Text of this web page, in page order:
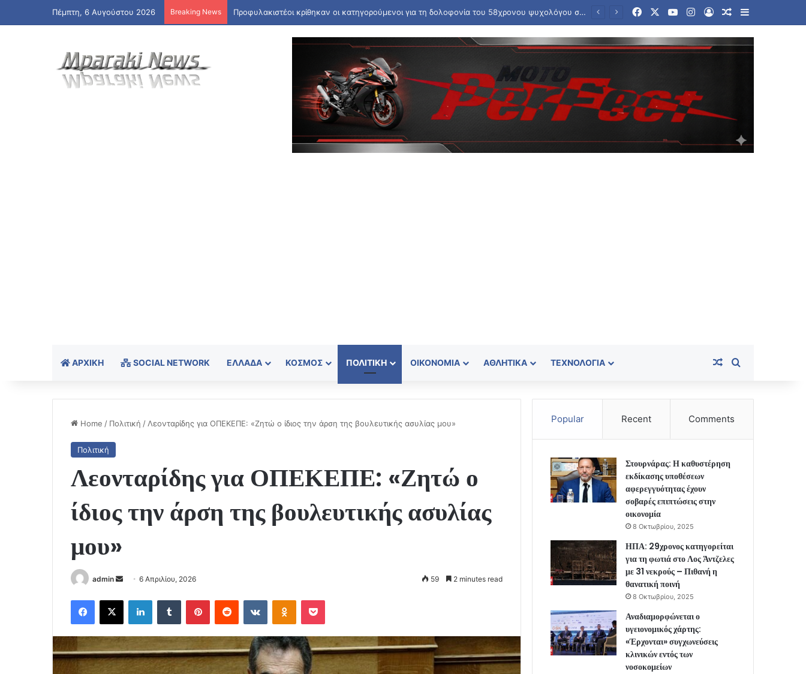
Πέμπτη, 6 Αυγούστου 2026 Breaking News Προφυλακιστέοι κρίθηκαν οι κατηγορούμενοι για τη δολοφονία του 58χρονου ψυχολόγου στην Αργολίδα FacebookYouTubeInstagram
Log InRandom Article
Sidebar
ΑΡΧΙΚΉ SOCIAL NETWORK ΕΛΛΆΔΑ ΚΌΣΜΟΣ ΠΟΛΙΤΙΚΉ ΟΙΚΟΝΟΜΊΑ ΑΘΛΗΤΙΚΆ ΤΕΧΝΟΛΟΓΊΑ Random Article
Home / Πολιτική / Λεονταρίδης για ΟΠΕΚΕΠΕ: «Ζητώ ο ίδιος την άρση της βουλευτικής ασυλίας μου»
Πολιτική
Λεονταρίδης για ΟΠΕΚΕΠΕ: «Ζητώ ο
ίδιος την άρση της βουλευτικής ασυλίας
μου»
admin
Send
email
6 Απριλίου, 2026 59 2 minutes read
Facebook
X LinkedInTumblr PinterestReddit VKontakteOdnoklassniki
Pocket
Popular Recent Comments
Στουρνάρας: Η καθυστέρηση
εκδίκασης υποθέσεων
αφερεγγυότητας έχουν
σοβαρές επιπτώσεις στην
οικονομία
8 Οκτωβρίου, 2025
ΗΠΑ: 29χρονος κατηγορείται
για τη φωτιά στο Λος Άντζελες
με 31 νεκρούς – Πιθανή η
θανατική ποινή
8 Οκτωβρίου, 2025
Αναδιαμορφώνεται ο
υγειονομικός χάρτης:
«Έρχονται» συγχωνεύσεις
κλινικών εντός των
νοσοκομείων